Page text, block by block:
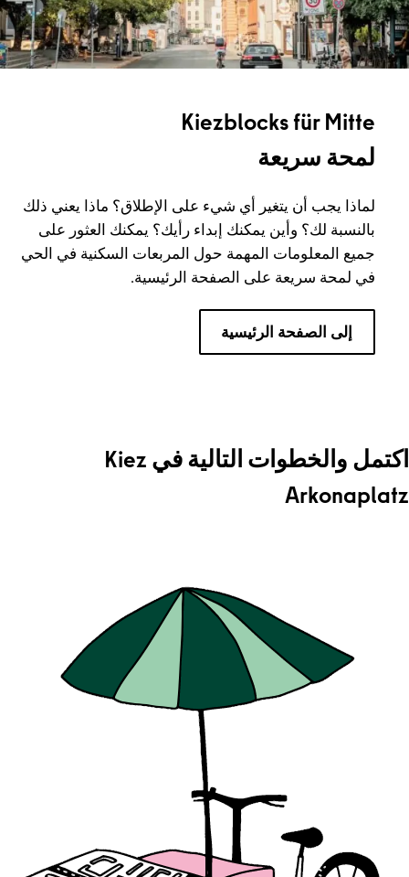
Kiezblocks für Mitte
لمحة سريعة
لماذا يجب أن يتغير أي شيء على الإطلاق؟ ماذا يعني ذلك
بالنسبة لك؟ وأين يمكنك إبداء رأيك؟ يمكنك العثور على
جميع المعلومات المهمة حول المربعات السكنية في الحي
في لمحة سريعة على الصفحة الرئيسية.
إلى الصفحة الرئيسية
اكتمل والخطوات التالية في Kiez
Arkonaplatz